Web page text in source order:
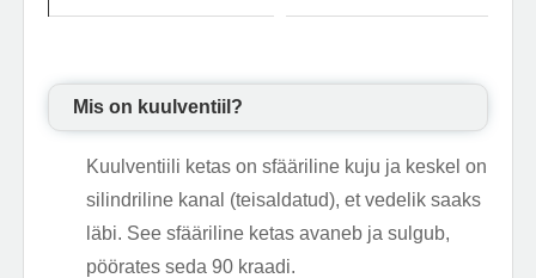
Mis on kuulventiil?
Kuulventiili ketas on sfääriline kuju ja keskel on
silindriline kanal (teisaldatud), et vedelik saaks
läbi. See sfääriline ketas avaneb ja sulgub,
pöörates seda 90 kraadi.